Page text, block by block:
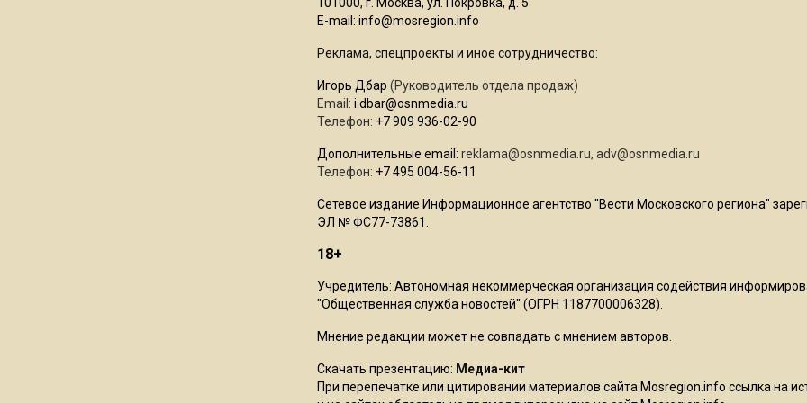
E-mail: info@mosregion.info
Реклама, спецпроекты и иное сотрудничество:
Игорь Дбар (Руководитель отдела продаж)
Email: i.dbar@osnmedia.ru
Телефон: +7 909 936-02-90
Дополнительные email: reklama@osnmedia.ru, adv@osnmedia.ru
Телефон: +7 495 004-56-11
Сетевое издание Информационное агентство "Вести Московского региона"
ЭЛ № ФС77-73861.
18+
Учредитель: Автономная некоммерческая организация содействия
"Общественная служба новостей" (ОГРН 1187700006328).
Мнение редакции может не совпадать с мнением авторов.
Скачать презентацию: Медиа-кит
При перепечатке или цитировании материалов сайта Mosregion.info ссылка на